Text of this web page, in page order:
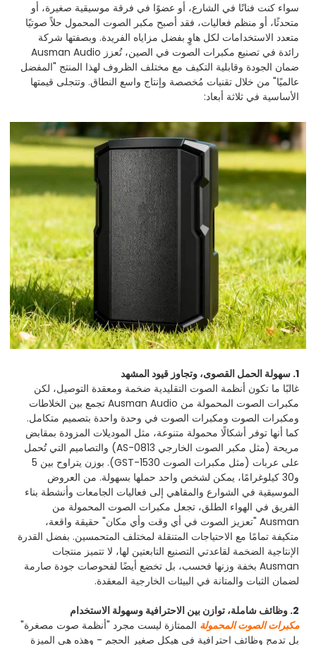
سواء كنت فنانًا في الشارع، أو عضوًا في فرقة موسيقية صغيرة، أو
متحدثًا، أو منظم فعاليات، فقد أصبح مكبر الصوت المحمول حلاً صوتيًا
متعدد الاستخدامات لكل هاوٍ بفضل مزاياه الفريدة. وبصفتها شركة
رائدة في تصنيع مكبرات الصوت في الصين، تُعزز Ausman Audio
ضمان الجودة وقابلية التكيف مع مختلف الظروف لهذا المنتج "المفضل
عالميًا" من خلال تقنيات مُخصصة وإنتاج واسع النطاق. وتتجلى قيمتها
الأساسية في ثلاثة أبعاد:
1. سهولة الحمل القصوى، وتجاوز قيود المشهد
غالبًا ما تكون أنظمة الصوت التقليدية ضخمة ومعقدة التوصيل، لكن
مكبرات الصوت المحمولة من Ausman Audio تجمع بين الخلاطات
ومكبرات الصوت ومكبرات الصوت في وحدة واحدة بتصميم متكامل.
كما أنها توفر أشكالًا محمولة متنوعة، مثل الموديلات المزودة بمقابض
مريحة (مثل مكبر الصوت الخارجي AS-0813) والتصاميم التي تُحمل
على عربات (مثل مكبرات الصوت GST-1530). بوزن يتراوح بين 5
و30 كيلوغرامًا، يمكن لشخص واحد حملها بسهولة. من العروض
الموسيقية في الشوارع والمقاهي إلى فعاليات الجامعات وأنشطة بناء
الفريق في الهواء الطلق، تجعل مكبرات الصوت المحمولة من
Ausman "تعزيز الصوت في أي وقت وأي مكان" حقيقة واقعة،
متكيفة تمامًا مع الاحتياجات المتنقلة لمختلف المتحمسين. بفضل القدرة
الإنتاجية الضخمة لقاعدتي التصنيع التابعتين لها، لا تتميز منتجات
Ausman بخفة وزنها فحسب، بل تخضع أيضًا لفحوصات جودة صارمة
لضمان الثبات والمتانة في البيئات الخارجية المعقدة.
2. وظائف شاملة، توازن بين الاحترافية وسهولة الاستخدام
مكبرات الصوت المحمولة الممتازة ليست مجرد "أنظمة صوت مصغرة"
بل تدمج وظائف احترافية في هيكل صغير الحجم - وهذه هي الميزة